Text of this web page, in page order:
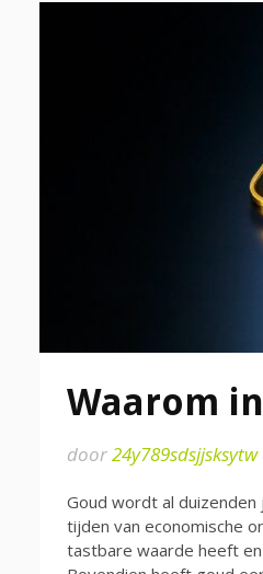
Waarom
door24y789sdsjjsksytw
Goud wordt al
tijden van economische
tastbare waarde heeft